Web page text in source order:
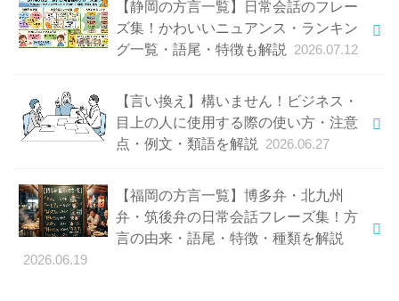
【静岡の方言一覧】日常会話のフレー
ズ集！かわいいニュアンス・ランキン
グ一覧・語尾・特徴も解説
2026.07.12
【言い換え】構いません！ビジネス・
目上の人に使用する際の使い方・注意
点・例文・類語を解説
2026.06.27
【福岡の方言一覧】博多弁・北九州
弁・筑後弁の日常会話フレーズ集！方
言の由来・語尾・特徴・種類を解説
2026.06.19